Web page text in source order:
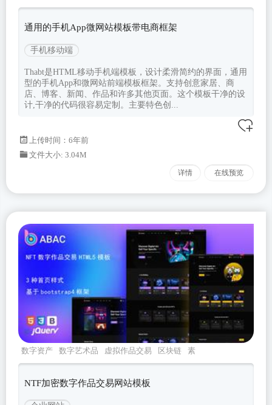
通用的手机App微网站模板带电商框架
手机移动端
Thabt是HTML移动手机端模板，设计柔滑简约的界面，通用
型的手机App和微网站前端模板框架。支持创意家居、商
店、博客、新闻、作品和许多其他页面。这个模板干净的设
计,干净的代码很容易定制。主要特色创...
上传时间：6年前
文件大小: 3.04M
详情 在线预览
数字资产 数字艺术品 虚拟作品交易 区块链
素
材出售
NTF加密数字作品交易网站模板